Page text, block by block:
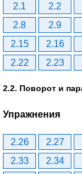
2.1 2.2
2.8
2.9
2.15
2.16
2.22
2.23
2.2. Поворот и
Упражнения
2.26 2.27
2.33
2.34